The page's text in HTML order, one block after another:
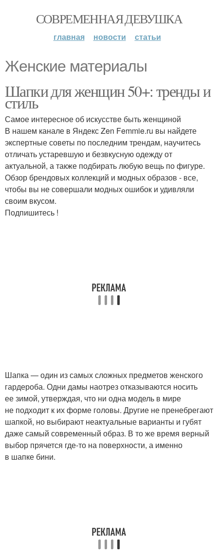
СОВРЕМЕННАЯ ДЕВУШКА
главная новости статьи
Женские материалы
Шапки для женщин 50+: тренды и
стиль
Самое интересное об искусстве быть женщиной
В нашем канале в Яндекс Zen Femmie.ru вы найдете
экспертные советы по последним трендам, научитесь
отличать устаревшую и безвкусную одежду от
актуальной, а также подбирать любую вещь по фигуре.
Обзор брендовых коллекций и модных образов - все,
чтобы вы не совершали модных ошибок и удивляли
своим вкусом.
Подпишитесь !
Шапка — один из самых сложных предметов женского
гардероба. Одни дамы наотрез отказываются носить
ее зимой, утверждая, что ни одна модель в мире
не подходит к их форме головы. Другие не пренебрегают
шапкой, но выбирают неактуальные варианты и губят
даже самый современный образ. В то же время верный
выбор прячется где-то на поверхности, а именно
в шапке бини.